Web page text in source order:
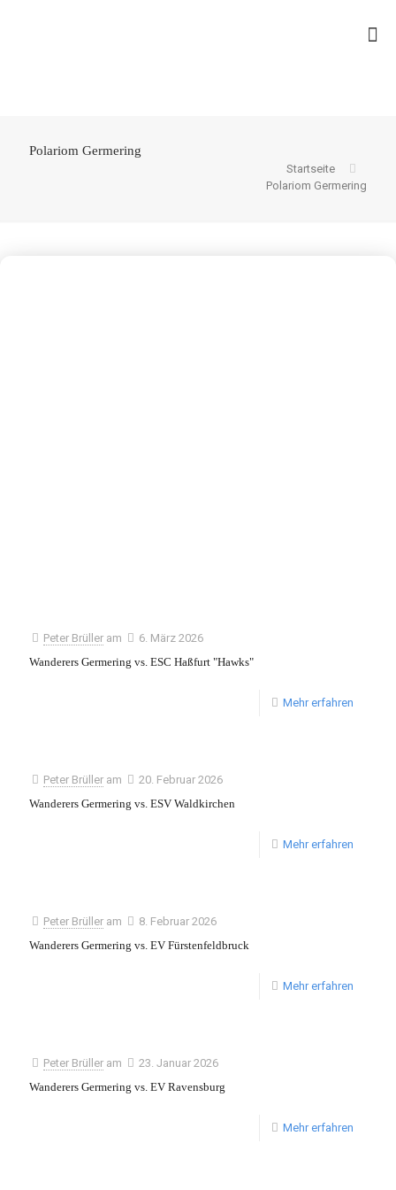
Polariom Germering
Startseite
Polariom Germering
Peter Brüller am
6. März 2026
Wanderers Germering vs. ESC Haßfurt "Hawks"
Mehr erfahren
Peter Brüller am
20. Februar 2026
Wanderers Germering vs. ESV Waldkirchen
Mehr erfahren
Peter Brüller am
8. Februar 2026
Wanderers Germering vs. EV Fürstenfeldbruck
Mehr erfahren
Peter Brüller am
23. Januar 2026
Wanderers Germering vs. EV Ravensburg
Mehr erfahren